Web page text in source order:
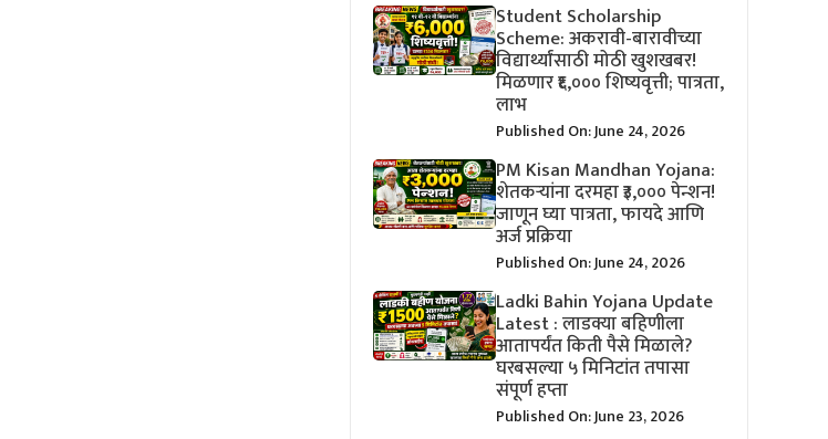
Student Scholarship
Scheme: अकरावी-बारावीच्या
विद्यार्थ्यांसाठी मोठी खुशखबर!
मिळणार ₹६,००० शिष्यवृत्ती; पात्रता,
लाभ
Published On: June 24, 2026
PM Kisan Mandhan Yojana:
शेतकऱ्यांना दरमहा ₹३,००० पेन्शन!
जाणून घ्या पात्रता, फायदे आणि
अर्ज प्रक्रिया
Published On: June 24, 2026
Ladki Bahin Yojana Update
Latest : लाडक्या बहिणीला
आतापर्यंत किती पैसे मिळाले?
घरबसल्या ५ मिनिटांत तपासा
संपूर्ण हप्ता
Published On: June 23, 2026